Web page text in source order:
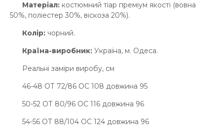
Матеріал: костюмний тіар преміум якості (вовна
50%, поліестер 30%, віскоза 20%).
Колір: чорний.
Країна-виробник: Україна, м. Одеса.
Реальні заміри виробу, см
46-48 ОТ 72/86 OC 108 довжина 95
50-52 ОТ 80/96 OC 116 довжина 96
54-56 ОТ 88/104 OC 124 довжина 96